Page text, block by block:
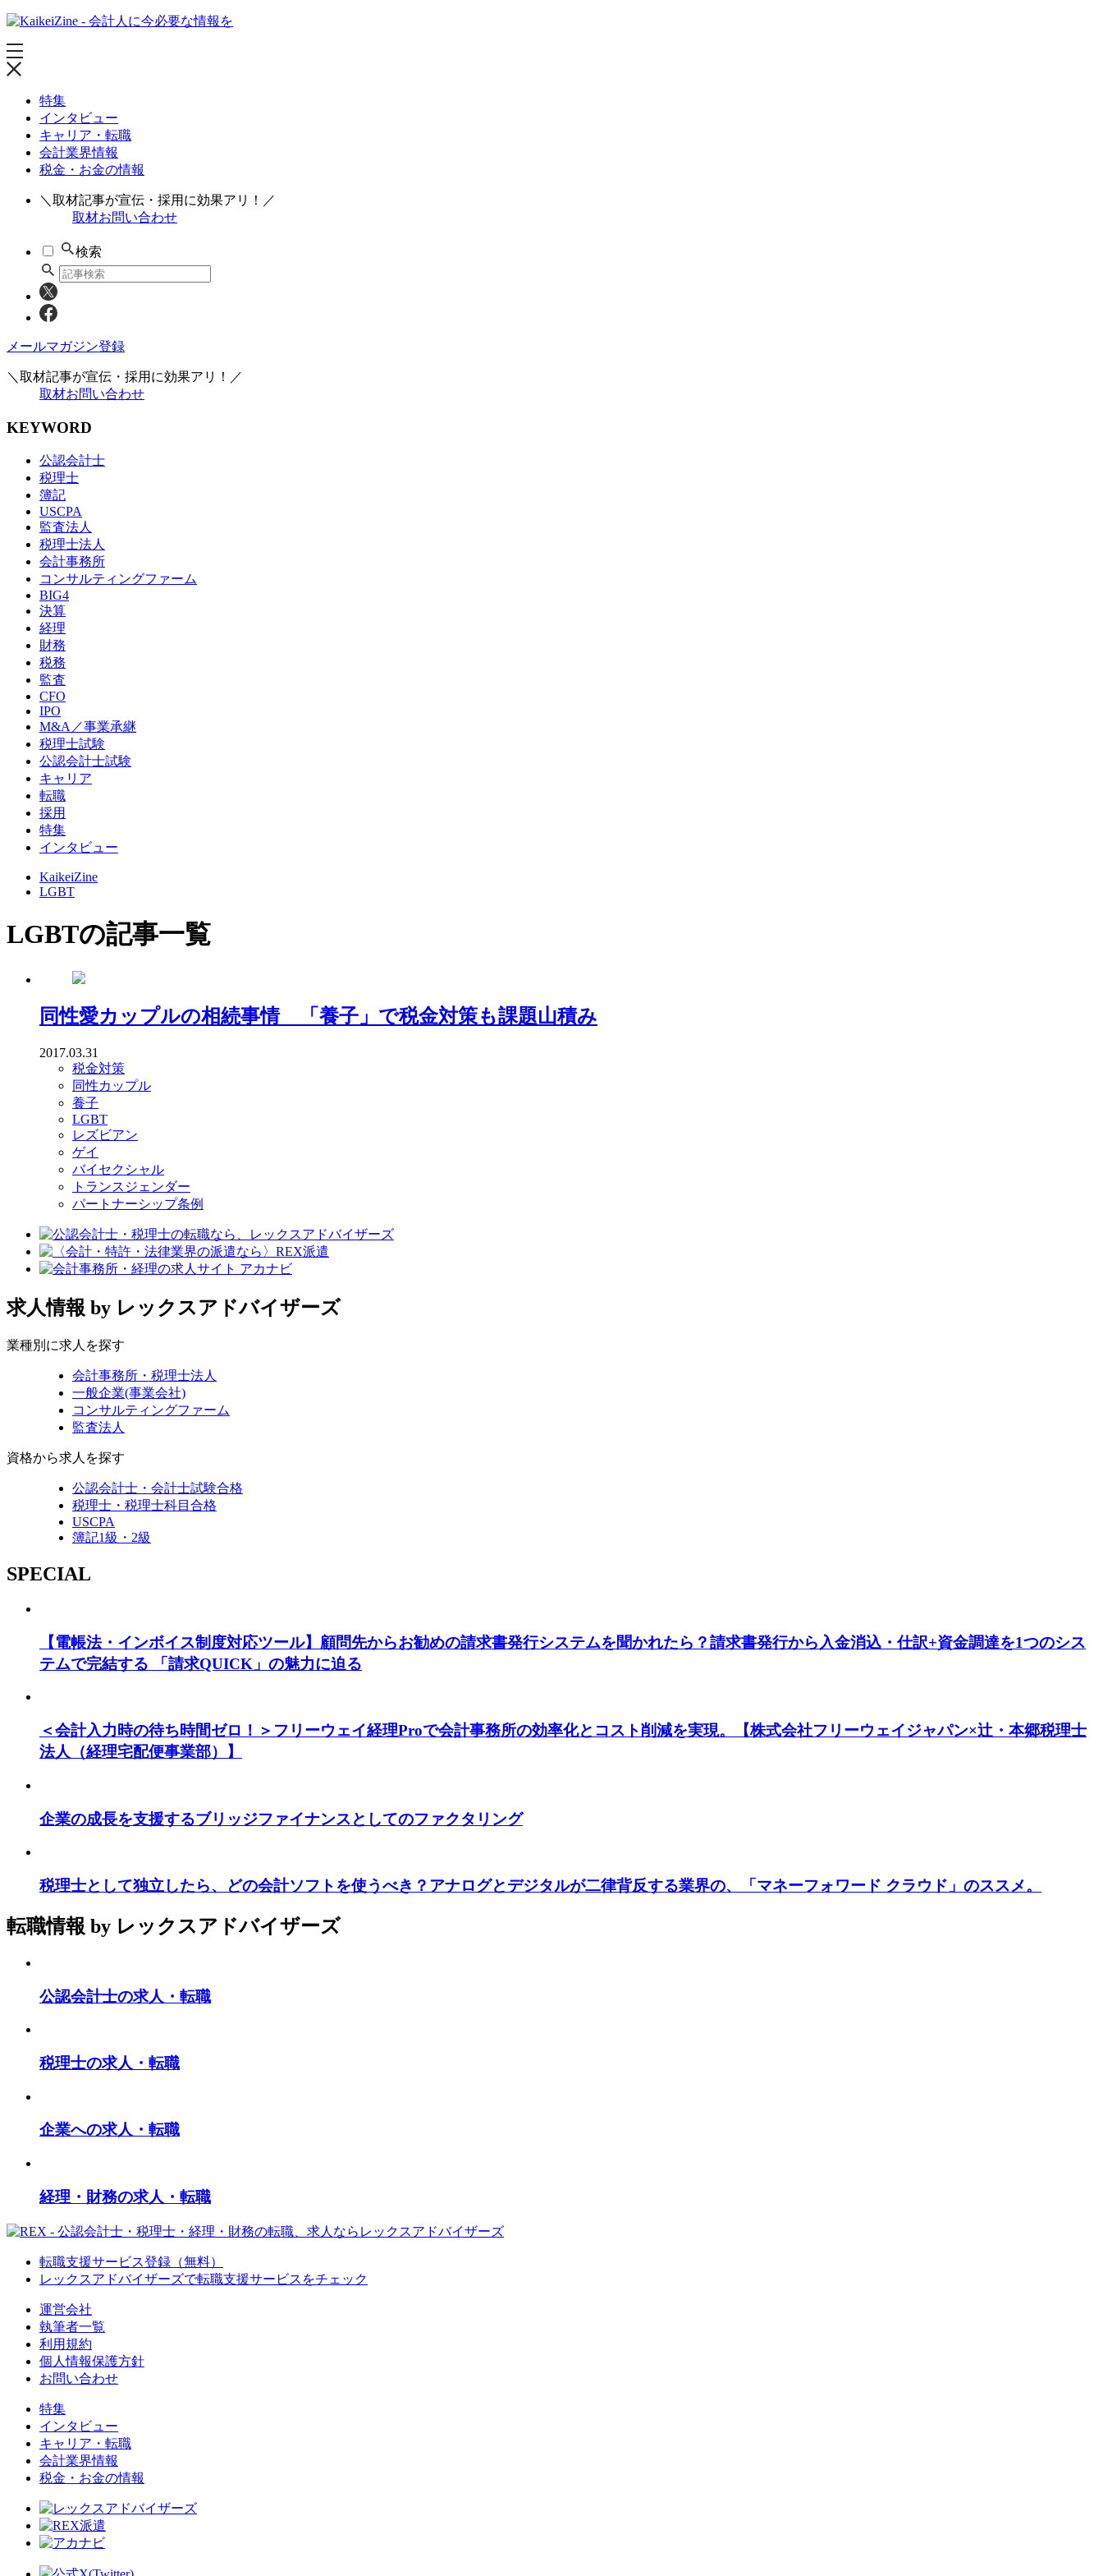
特集
インタビュー
キャリア・転職
会計業界情報
税金・お金の情報
＼取材記事が宣伝・採用に効果アリ！／
取材お問い合わせ
検索
メールマガジン登録
＼取材記事が宣伝・採用に効果アリ！／
取材お問い合わせ
KEYWORD
公認会計士
税理士
簿記
USCPA
監査法人
税理士法人
会計事務所
コンサルティングファーム
BIG4
決算
経理
財務
税務
監査
CFO
IPO
M&A／事業承継
税理士試験
公認会計士試験
キャリア
転職
採用
特集
インタビュー
KaikeiZine
LGBT
LGBTの記事一覧
同性愛カップルの相続事情 「養子」で税金対策も課題山積み
2017.03.31
税金対策
同性カップル
養子
LGBT
レズビアン
ゲイ
バイセクシャル
トランスジェンダー
パートナーシップ条例
求人情報 by レックスアドバイザーズ
業種別に求人を探す
会計事務所・税理士法人
一般企業(事業会社)
コンサルティングファーム
監査法人
資格から求人を探す
公認会計士・会計士試験合格
税理士・税理士科目合格
USCPA
簿記1級・2級
SPECIAL
【電帳法・インボイス制度対応ツール】顧問先からお勧めの請求書発行システムを聞かれたら？請求書発行から入金消込・仕訳+資金調達を1つのシス
テムで完結する 「請求QUICK」の魅力に迫る
＜会計入力時の待ち時間ゼロ！＞フリーウェイ経理Proで会計事務所の効率化とコスト削減を実現。【株式会社フリーウェイジャパン×辻・本郷税理士
法人（経理宅配便事業部）】
企業の成長を支援するブリッジファイナンスとしてのファクタリング
税理士として独立したら、どの会計ソフトを使うべき？アナログとデジタルが二律背反する業界の、「マネーフォワード クラウド」のススメ。
転職情報 by レックスアドバイザーズ
公認会計士の求人・転職
税理士の求人・転職
企業への求人・転職
経理・財務の求人・転職
転職支援サービス登録（無料）
レックスアドバイザーズで転職支援サービスをチェック
運営会社
執筆者一覧
利用規約
個人情報保護方針
お問い合わせ
特集
インタビュー
キャリア・転職
会計業界情報
税金・お金の情報